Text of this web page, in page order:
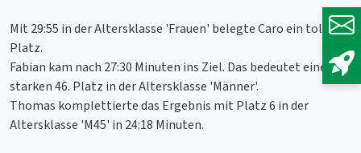
Mit 29:55 in der Altersklasse 'Frauen' belegte Caro ein tollen 8.
Platz.
Fabian kam nach 27:30 Minuten ins Ziel. Das bedeutet einen
starken 46. Platz in der Altersklasse 'Männer'.
Thomas komplettierte das Ergebnis mit Platz 6 in der
Altersklasse 'M45' in 24:18 Minuten.